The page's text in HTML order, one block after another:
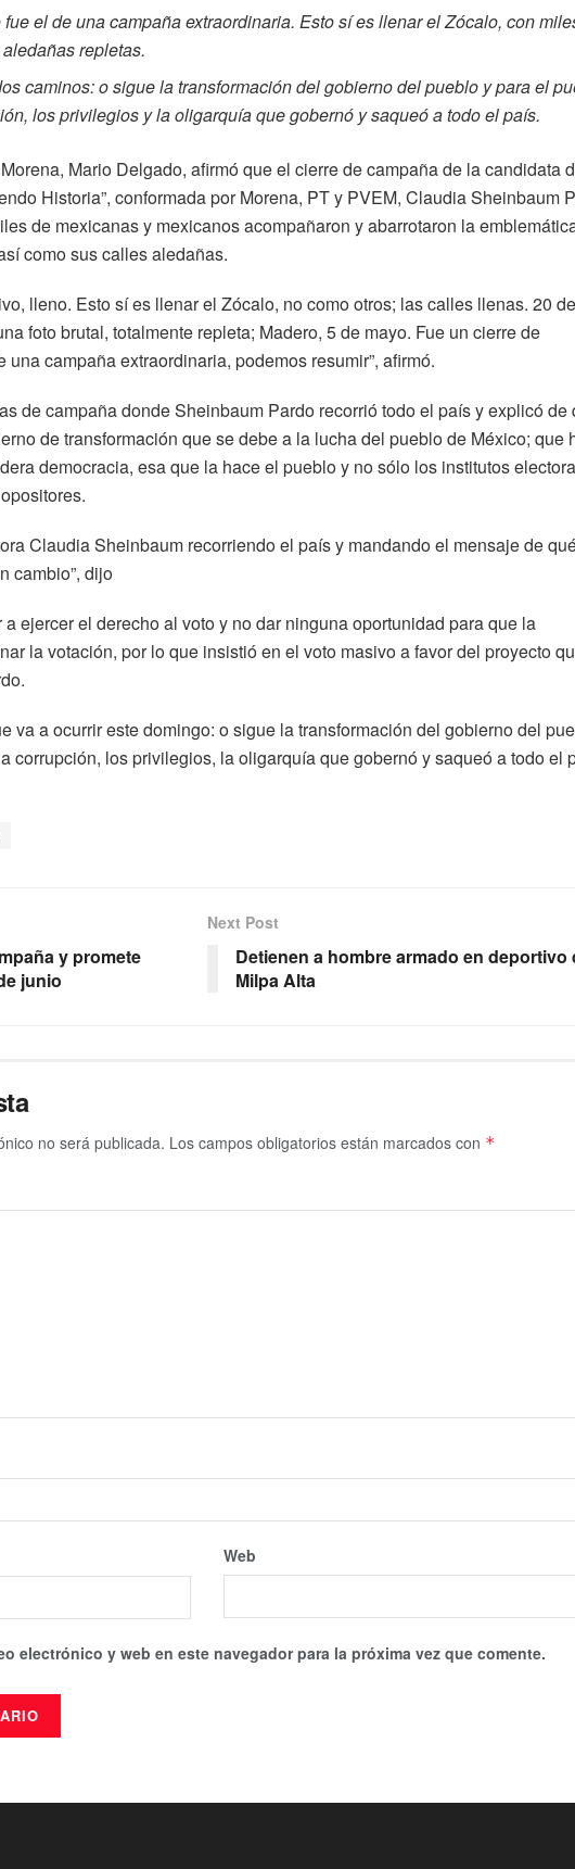
el de una campaña extraordinaria. Esto sí es llenar el Zócalo, con
repletas.
caminos: o sigue la transformación del gobierno del pueblo y para el
los privilegios y la oligarquía que gobernó y saqueó a todo el país.
Mario Delgado, afirmó que el cierre de campaña de la candidata
Historia”, conformada por Morena, PT y PVEM, Claudia Sheinbaum
de mexicanas y mexicanos acompañaron y abarrotaron la
como sus calles aledañas.
lleno. Esto sí es llenar el Zócalo, no como otros; las calles llenas. 20 de
foto brutal, totalmente repleta; Madero, 5 de mayo. Fue un cierre de
campaña extraordinaria, podemos resumir”, afirmó.
de campaña donde Sheinbaum Pardo recorrió todo el país y explicó de
de transformación que se debe a la lucha del pueblo de México; que
democracia, esa que la hace el pueblo y no sólo los institutos
Claudia Sheinbaum recorriendo el país y mandando el mensaje de
cambio”, dijo
ejercer el derecho al voto y no dar ninguna oportunidad para que la
la votación, por lo que insistió en el voto masivo a favor del proyecto
va a ocurrir este domingo: o sigue la transformación del gobierno del
corrupción, los privilegios, la oligarquía que gobernó y saqueó a todo el
y promete
junio
Next Post
Detienen a hombre armado en deportivo
Milpa Alta
no será publicada. Los campos obligatorios están marcados con *
Web
electrónico y web en este navegador para la próxima vez que comente.